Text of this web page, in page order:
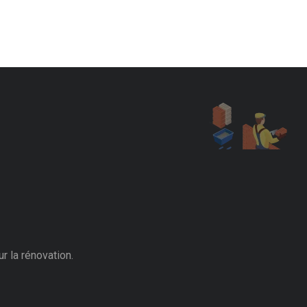
la rénovation.